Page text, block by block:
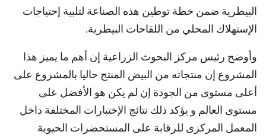
البيطرية ضمن خطة توطين هذه الصناعة لتلبية إحتياجات
الإستهلاك المحلي من اللقاحات البيطرية.
وأوضح رئيس مركز البحوث الزراعية إن أهم ما يميز هذا
المشروع إن منتجاته من البيض المنتج حاليا بالمشروع على
أعلى مستوى من الجودة إن لم يكن هو الأفضل على
مستوى العالم و يؤكد ذلك نتائج الإختبارات المختلفة داخل
المعمل المركزى للرقابة على المستحضرات الحيوية